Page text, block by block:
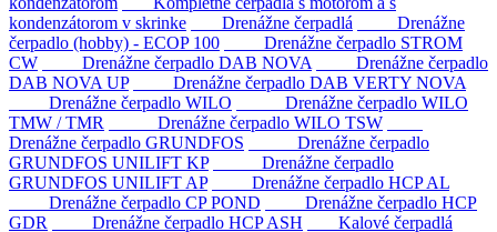
kondenzátorom v skrinke
Drenážne čerpadlá
Drenážne
čerpadlo (hobby) - ECOP 100
Drenážne čerpadlo STROM
CW
Drenážne čerpadlo DAB NOVA
Drenážne čerpadlo
DAB NOVA UP
Drenážne čerpadlo DAB VERTY NOVA
Drenážne čerpadlo WILO
Drenážne čerpadlo WILO
TMW / TMR
Drenážne čerpadlo WILO TSW
Drenážne čerpadlo GRUNDFOS
Drenážne čerpadlo
GRUNDFOS UNILIFT KP
Drenážne čerpadlo
GRUNDFOS UNILIFT AP
Drenážne čerpadlo HCP AL
Drenážne čerpadlo CP POND
Drenážne čerpadlo HCP
GDR
Drenážne čerpadlo HCP ASH
Kalové čerpadlá